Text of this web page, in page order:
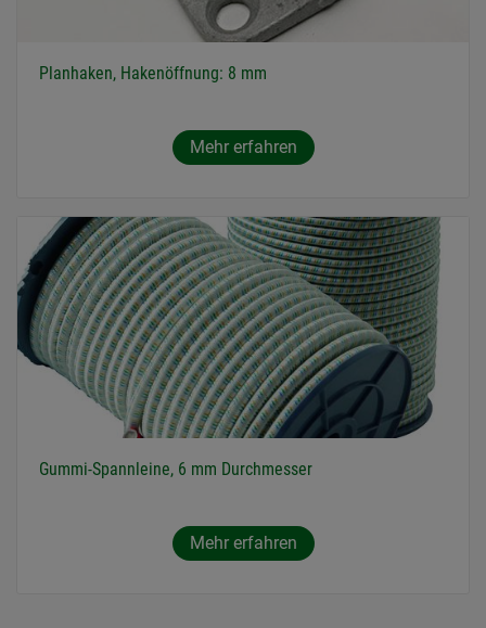
Planhaken, Hakenöffnung: 8 mm
Mehr erfahren
Gummi-Spannleine, 6 mm Durchmesser
Mehr erfahren